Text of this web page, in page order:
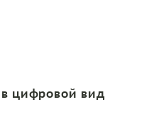
цифровой вид